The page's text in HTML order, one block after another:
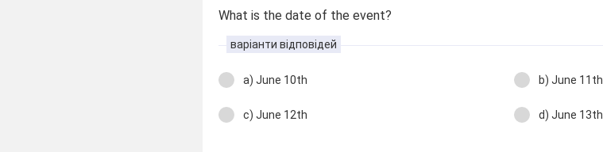
What is the date of the event?
варіанти відповідей
a) June 10th b) June 11th
c) June 12th d) June 13th